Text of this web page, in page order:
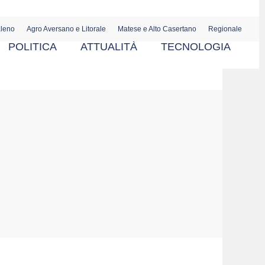
Agro Aversano e Litorale Matese e Alto Casertano Regionale
POLITICA ATTUALITÀ TECNOLOGIA